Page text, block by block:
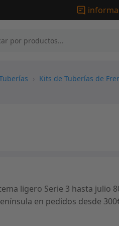
› Kits de Tuberías de
ligero Serie 3 hasta julio
en pedidos desde